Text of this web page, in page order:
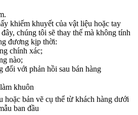
khiếm khuyết của vật liệu hoặc tay
chúng tôi sẽ thay thế mà không tính
đương kịp thời:
chính xác;
nào;
đối với phản hồi sau bán hàng
khuôn
hoặc bản vẽ cụ thể từ khách hàng dưới
ban đầu